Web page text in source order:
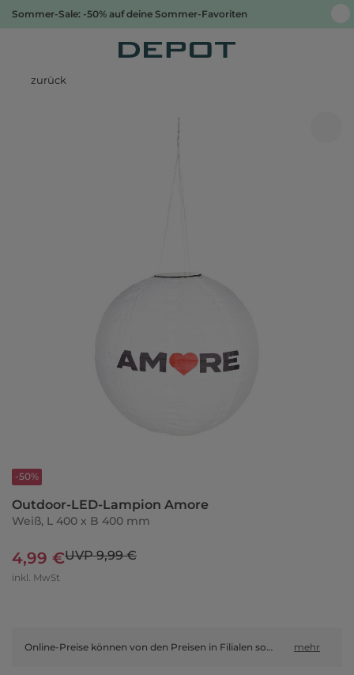
Sommer-Sale: -50% auf deine Sommer-Favoriten
zurück
-50%
Outdoor-LED-Lampion Amore
Weiß, L 400 x B 400 mm
4,99 €UVP 9,99 €
inkl. MwSt
Online-Preise können von den Preisen in Filialen sowie Shop-in-Shop-Flächen abweichen. mehr